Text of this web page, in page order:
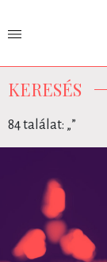
KERESÉS
84 találat: „”